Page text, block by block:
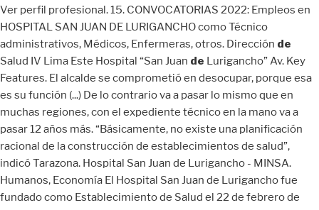
Ver perfil profesional. 15. CONVOCATORIAS 2022: Empleos en
HOSPITAL SAN JUAN DE LURIGANCHO como Técnico
administrativos, Médicos, Enfermeras, otros. Dirección de
Salud IV Lima Este Hospital “San Juan de Lurigancho” Av. Key
Features. El alcalde se comprometió en desocupar, porque esa
es su función (...) De lo contrario va a pasar lo mismo que en
muchas regiones, con el expediente técnico en la mano va a
pasar 12 años más. “Básicamente, no existe una planificación
racional de la construcción de establecimientos de salud”,
indicó Tarazona. Hospital San Juan de Lurigancho - MINSA.
Humanos, Economía El Hospital San Juan de Lurigancho fue
fundado como Establecimiento de Salud el 22 de febrero de